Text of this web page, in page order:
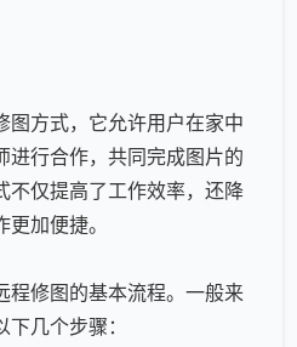
图方式，它允许用户在家中
进行合作，共同完成图片的
不仅提高了工作效率，还降
加便捷。
程修图的基本流程。一般来
下几个步骤：